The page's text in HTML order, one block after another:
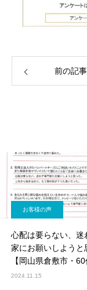
前の記事
お客様の声
心配は要らない、迷
家にお願いしようと
【岡山県倉敷市・60
2024.11.15